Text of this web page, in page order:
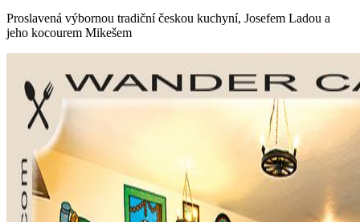
Proslavená výbornou tradiční českou kuchyní, Josefem Ladou a
jeho kocourem Mikešem